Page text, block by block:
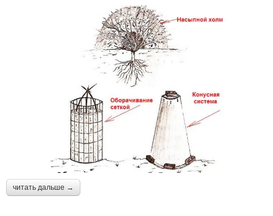
читать дальше →